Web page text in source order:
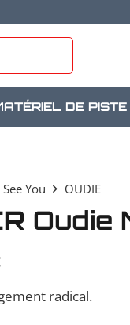
DE PISTE
See You OUDIE
Oudie
radical.